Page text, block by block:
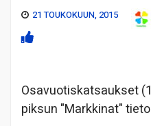
21 TOUKOKUUN, 2015
Osavuotiskatsaukset
piksun "Markkinat"